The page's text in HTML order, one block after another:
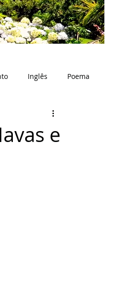
Inglês Poema
e